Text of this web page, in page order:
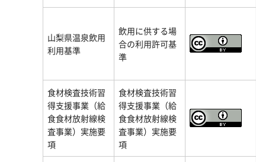
山梨県温泉飲用
利用基準
飲用に供する場
合の利用許可基
準
食材検査技術習
得支援事業（給
食食材放射線検
査事業）実施要
項
食材検査技術習
得支援事業（給
食食材放射線検
査事業）実施要
項